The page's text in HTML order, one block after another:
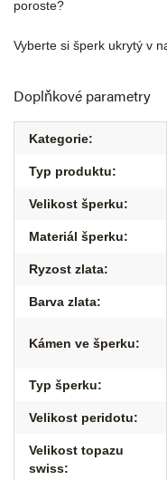
poroste?
Vyberte si šperk ukrytý v
Doplňkové parametry
Kategorie:
Typ produktu:
Velikost šperku:
Materiál šperku:
Ryzost zlata:
Barva zlata:
Kámen ve šperku:
Typ šperku:
Velikost peridotu:
Velikost topazu
swiss: